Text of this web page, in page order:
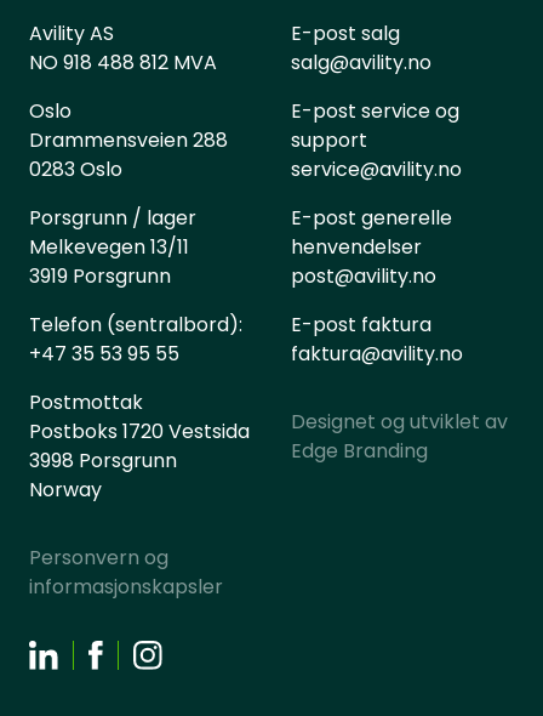
Avility AS
NO 918 488 812 MVA
Oslo
Drammensveien 288
0283 Oslo
Porsgrunn / lager
Melkevegen 13/11
3919 Porsgrunn
Telefon (sentralbord):
+47 35 53 95 55
Postmottak
Postboks 1720 Vestsida
3998 Porsgrunn
Norway
Personvern og
informasjonskapsler
E-post salg
salg@avility.no
E-post service og
support
service@avility.no
E-post generelle
henvendelser
post@avility.no
E-post faktura
faktura@avility.no
Designet og utviklet av
Edge Branding